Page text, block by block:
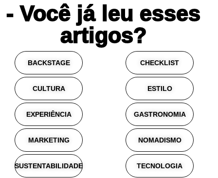
- Você já leu esses
artigos?
BACKSTAGE CHECKLIST
CULTURA ESTILO
EXPERIÊNCIA GASTRONOMIA
MARKETING NOMADISMO
SUSTENTABILIDADE TECNOLOGIA